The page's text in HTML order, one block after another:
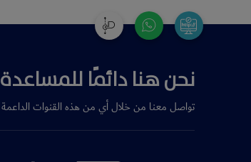
نحن هنا دائمًا للمساعدة
تواصل معنا من خلال أي من هذه القنوات الداعمة